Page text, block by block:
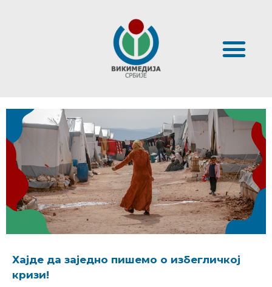
Хајде да заједно пишемо о избегличкој
кризи!